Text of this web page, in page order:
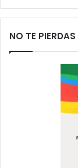
NO TE